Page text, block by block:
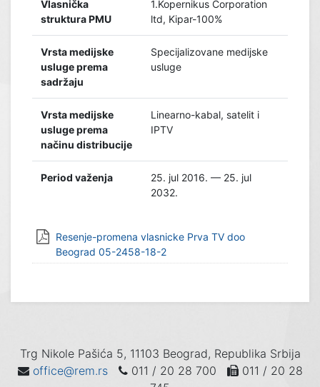
Vlasnička
struktura PMU
1.Kopernikus Corporation
ltd, Kipar-100%
Vrsta medijske
usluge prema
sadržaju
Specijalizovane medijske
usluge
Vrsta medijske
usluge prema
načinu distribucije
Linearno-kabal, satelit i
IPTV
Period važenja
25. jul 2016. — 25. jul
2032.
Resenje-promena vlasnicke Prva TV doo
Beograd 05-2458-18-2
Trg Nikole Pašića 5, 11103 Beograd, Republika Srbija
office@rem.rs
011 / 20 28 700
011 / 20 28